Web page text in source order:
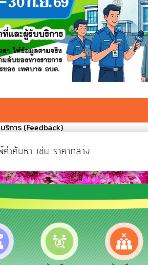
ริการ (Feedback)
าสวันเฉลิมพระชนมพรรษา 28 กรกฏาคม 2569